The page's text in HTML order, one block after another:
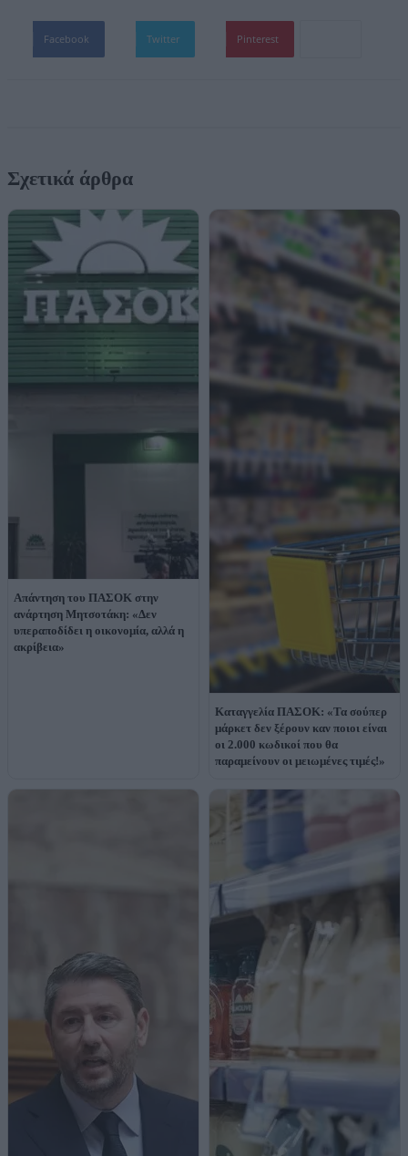
Facebook Twitter Pinterest
Σχετικά άρθρα
Απάντηση του ΠΑΣΟΚ στην
ανάρτηση Μητσοτάκη: «Δεν
υπεραποδίδει η οικονομία, αλλά η
ακρίβεια»
Καταγγελία ΠΑΣΟΚ: «Τα σούπερ
μάρκετ δεν ξέρουν καν ποιοι είναι
οι 2.000 κωδικοί που θα
παραμείνουν οι μειωμένες τιμές!»